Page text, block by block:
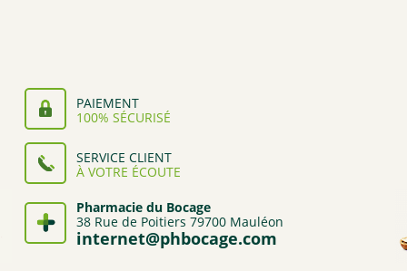
PAIEMENT
100% SÉCURISÉ
SERVICE CLIENT
À VOTRE ÉCOUTE
Pharmacie du Bocage
38 Rue de Poitiers 79700 Mauléon
internet@phbocage.com